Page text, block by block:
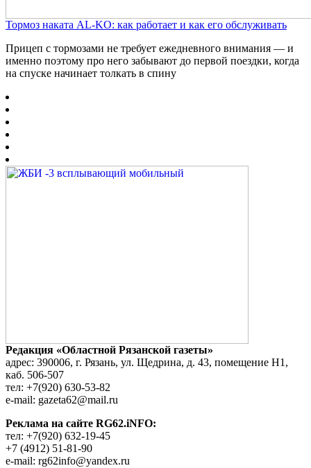
Тормоз наката AL-KO: как работает и как его обслуживать
Прицеп с тормозами не требует ежедневного внимания — и
именно поэтому про него забывают до первой поездки, когда
на спуске начинает толкать в спину
Редакция «Областной Рязанской газеты»
адрес: 390006, г. Рязань, ул. Щедрина, д. 43, помещение Н1,
каб. 506-507
тел: +7(920) 630-53-82
e-mail: gazeta62@mail.ru
Реклама на сайте RG62.iNFO:
тел: +7(920) 632-19-45
+7 (4912) 51-81-90
e-mail: rg62info@yandex.ru